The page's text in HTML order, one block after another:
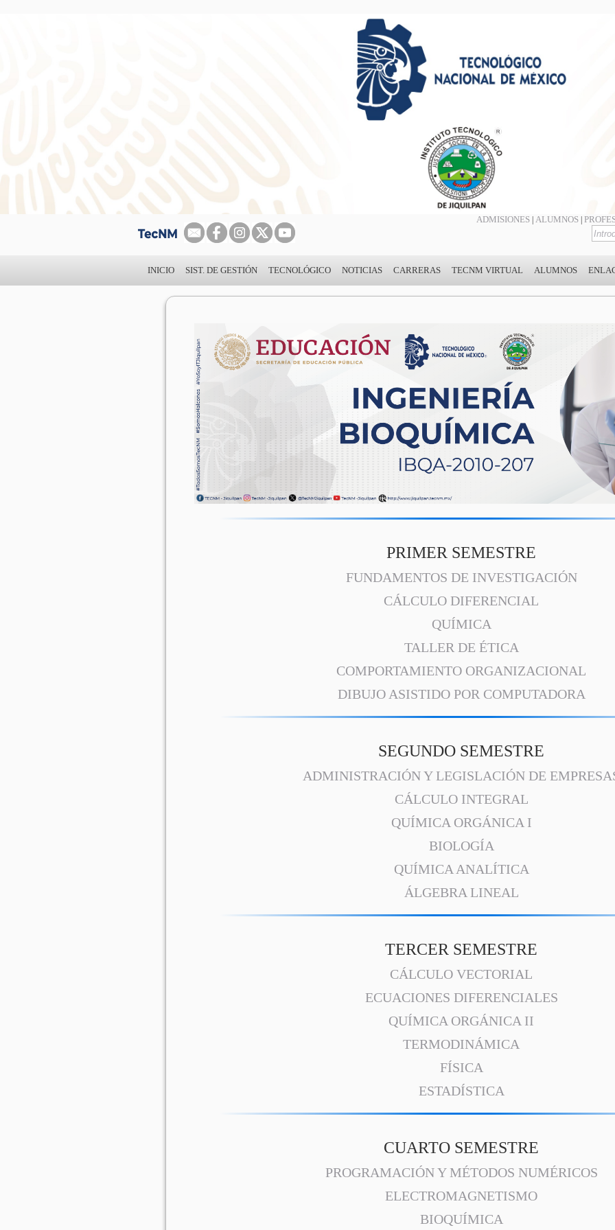
ADMISIONES | ALUMNOS |
INICIO SIST. DE GESTIÓN TECNOLÓGICO NOTICIAS CARRERAS TECNM VIRTUAL ALUMNOS
PRIMER SEMESTRE
FUNDAMENTOS DE INVESTIGACIÓN
CÁLCULO DIFERENCIAL
QUÍMICA
TALLER DE ÉTICA
COMPORTAMIENTO ORGANIZACIONAL
DIBUJO ASISTIDO POR COMPUTADORA
SEGUNDO SEMESTRE
ADMINISTRACIÓN Y LEGISLACIÓN DE
CÁLCULO INTEGRAL
QUÍMICA ORGÁNICA I
BIOLOGÍA
QUÍMICA ANALÍTICA
ÁLGEBRA LINEAL
TERCER SEMESTRE
CÁLCULO VECTORIAL
ECUACIONES DIFERENCIALES
QUÍMICA ORGÁNICA II
TERMODINÁMICA
FÍSICA
ESTADÍSTICA
CUARTO SEMESTRE
PROGRAMACIÓN Y MÉTODOS NUMÉRICOS
ELECTROMAGNETISMO
BIOQUÍMICA